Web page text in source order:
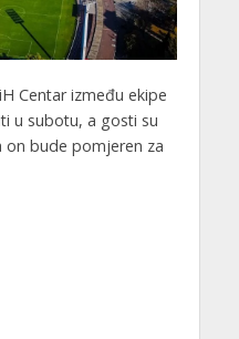
Centar između ekipe
u subotu, a gosti su
bude pomjeren za